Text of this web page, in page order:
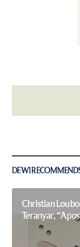
DEWI
Christian
Teranyar,